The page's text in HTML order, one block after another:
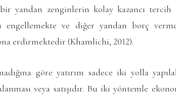
yandan zenginlerin kolay kazancı tercih
engellemekte ve diğer yandan borç
erdirmektedir (Khamlichi, 2012).
göre yatırım sadece iki yolla
veya satışıdır. Bu iki yöntemle